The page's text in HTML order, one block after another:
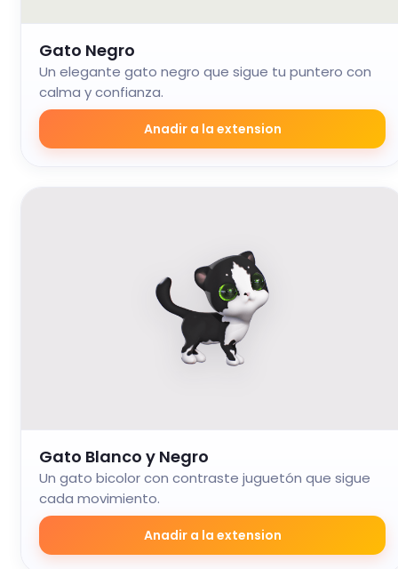
Gato Negro
Un elegante gato negro que sigue tu puntero con
calma y confianza.
Anadir a la extension
Gato Blanco y Negro
Un gato bicolor con contraste juguetón que sigue
cada movimiento.
Anadir a la extension